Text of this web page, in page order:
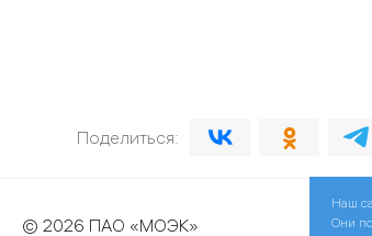
Поделиться:
© 2026 ПАО «МОЭК»
Наш
Они